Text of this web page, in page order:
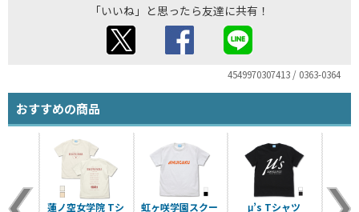
「いいね」と思ったら友達に共有！
4549970307413 / 0363-0364
おすすめの商品
虹ヶ咲学園スクー
μ’s Tシャツ
蓮ノ空女学院 Tシ